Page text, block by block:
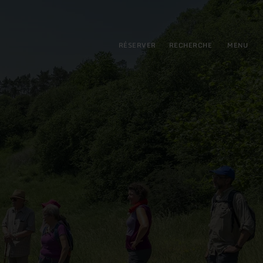
RÉSERVER RECHERCHE MENU